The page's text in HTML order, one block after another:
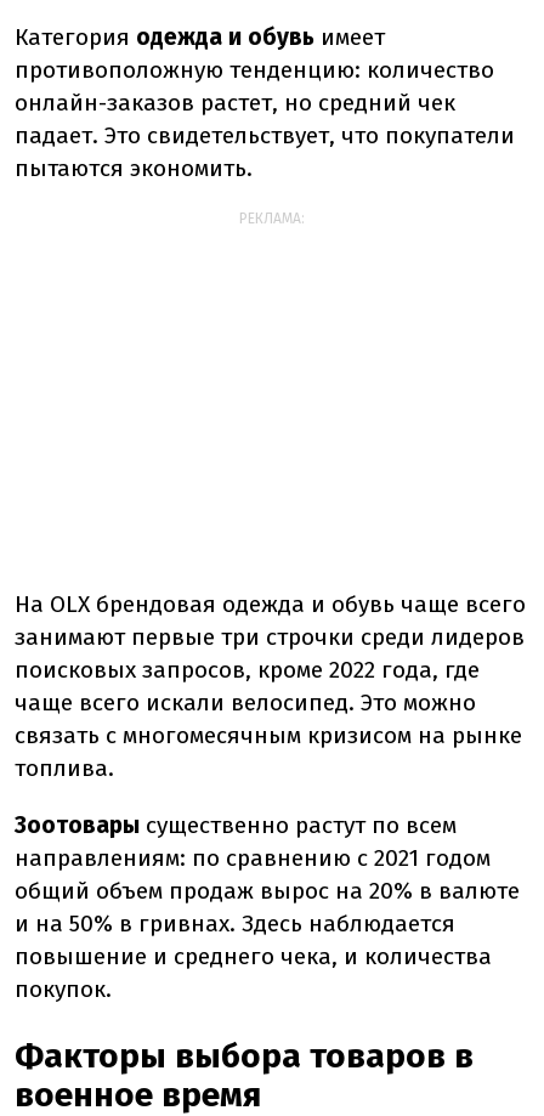
Категория одежда и обувь имеет
противоположную тенденцию: количество
онлайн-заказов растет, но средний чек
падает. Это свидетельствует, что покупатели
пытаются экономить.
РЕКЛАМА:
На OLX брендовая одежда и обувь чаще всего
занимают первые три строчки среди лидеров
поисковых запросов, кроме 2022 года, где
чаще всего искали велосипед. Это можно
связать с многомесячным кризисом на рынке
топлива.
Зоотовары существенно растут по всем
направлениям: по сравнению с 2021 годом
общий объем продаж вырос на 20% в валюте
и на 50% в гривнах. Здесь наблюдается
повышение и среднего чека, и количества
покупок.
Факторы выбора товаров в
военное время